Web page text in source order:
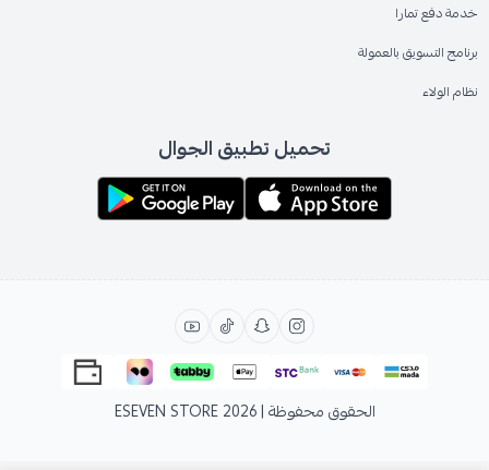
خدمة دفع تمارا
برنامج التسويق بالعمولة
نظام الولاء
تحميل تطبيق الجوال
الحقوق محفوظة | 2026 ESEVEN STORE